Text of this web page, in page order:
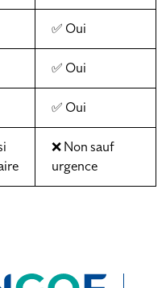
✅ Oui
✅ Oui
✅ Oui
❌ Non sauf
urgence